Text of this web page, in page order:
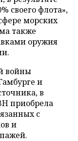
своего флота»,
морских
также
оружия
войны
и
в
приобрела
с
и